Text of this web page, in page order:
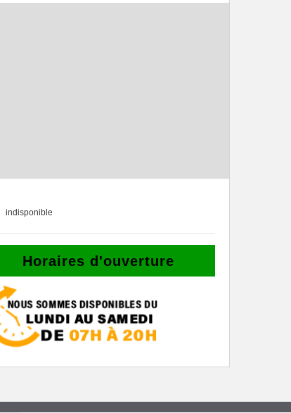
indisponible
Horaires d'ouverture